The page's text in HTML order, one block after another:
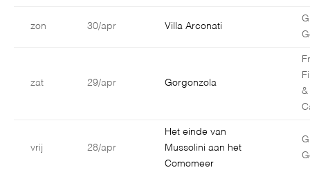
zon 30/apr Villa Arconati
zat 29/apr Gorgonzola
&
vrij 28/apr
Het einde van
Mussolini aan het
Comomeer